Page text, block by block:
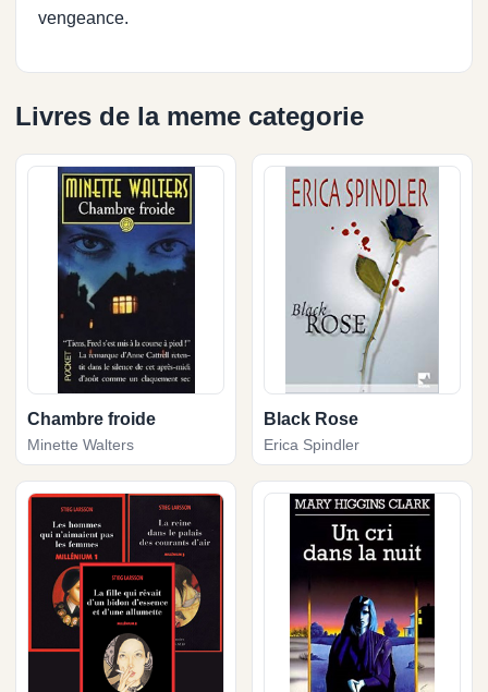
vengeance.
Livres de la meme categorie
Chambre froide
Minette Walters
Black Rose
Erica Spindler